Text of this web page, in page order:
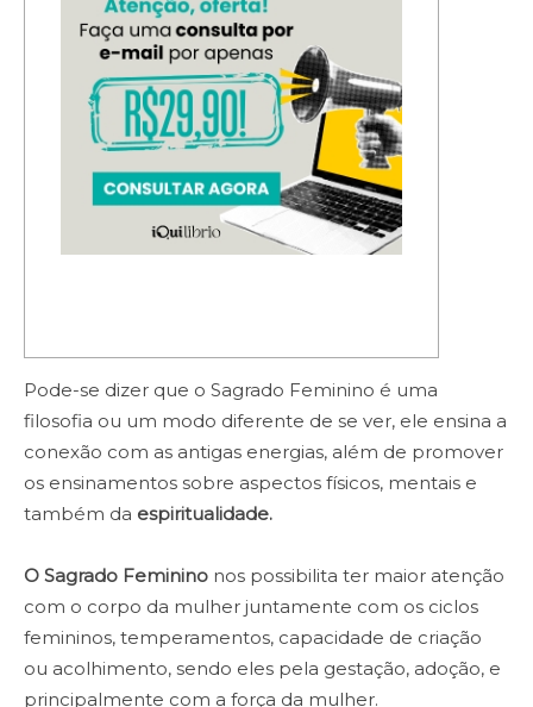
Pode-se dizer que o Sagrado Feminino é uma
filosofia ou um modo diferente de se ver, ele ensina a
conexão com as antigas energias, além de promover
os ensinamentos sobre aspectos físicos, mentais e
também da espiritualidade.
O Sagrado Feminino nos possibilita ter maior atenção
com o corpo da mulher juntamente com os ciclos
femininos, temperamentos, capacidade de criação
ou acolhimento, sendo eles pela gestação, adoção, e
principalmente com a força da mulher.